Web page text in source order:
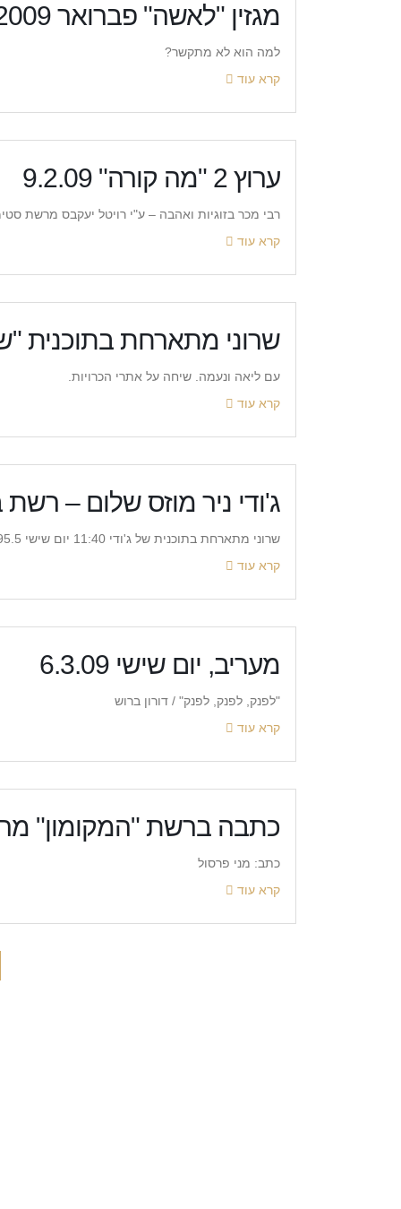
מגזין "לאשה" פברואר 2009
למה הוא לא מתקשר?
קרא עוד
ערוץ 2 "מה קורה" 9.2.09
רבי מכר בזוגיות ואהבה – ע"י רויטל יעקבס מרשת
קרא עוד
שרוני מתארחת בתוכנית
עם ליאה ונעמה. שיחה על אתרי הכרויות.
קרא עוד
ג'ודי ניר מוזס שלום –
שרוני מתארחת בתוכנית של ג'ודי 11:40 יום שישי 95.5 להשמעה לחצי כאן
קרא עוד
מעריב, יום שישי 6.3.09
"לפנק, לפנק, לפנק" / דורון ברוש
קרא עוד
כתבה ברשת "המקומון" מרץ
כתב: מני פרסול
קרא עוד